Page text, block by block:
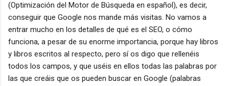
(Optimización del Motor de Búsqueda en español), es decir,
conseguir que Google nos mande más visitas. No vamos a
entrar mucho en los detalles de qué es el SEO, o cómo
funciona, a pesar de su enorme importancia, porque hay libros
y libros escritos al respecto, pero sí os digo que rellenéis
todos los campos, y que uséis en ellos todas las palabras por
las que creáis que os pueden buscar en Google (palabras